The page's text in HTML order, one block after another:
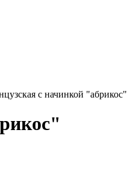
с начинкой "абрикос"